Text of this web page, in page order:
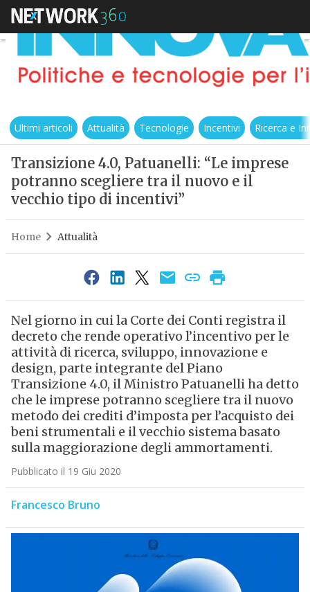
Ultimi articoli Attualità Tecnologie Incentivi Ricerca e
Transizione 4.0, Patuanelli: “Le imprese
potranno scegliere tra il nuovo e il
vecchio tipo di incentivi”
Home Attualità
Nel giorno in cui la Corte dei Conti registra il
decreto che rende operativo l’incentivo per le
attività di ricerca, sviluppo, innovazione e
design, parte integrante del Piano
Transizione 4.0, il Ministro Patuanelli ha detto
che le imprese potranno scegliere tra il nuovo
metodo dei crediti d’imposta per l’acquisto dei
beni strumentali e il vecchio sistema basato
sulla maggiorazione degli ammortamenti.
Pubblicato il 19 Giu 2020
Francesco Bruno